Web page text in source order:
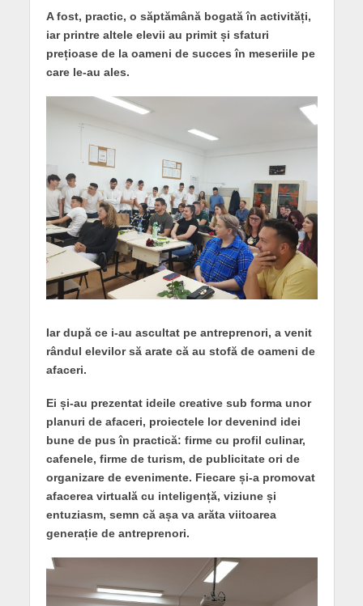
A fost, practic, o săptămână bogată în activități,
iar printre altele elevii au primit și sfaturi
prețioase de la oameni de succes în meseriile pe
care le-au ales.
Iar după ce i-au ascultat pe antreprenori, a venit
rândul elevilor să arate că au stofă de oameni de
afaceri.
Ei și-au prezentat ideile creative sub forma unor
planuri de afaceri, proiectele lor devenind idei
bune de pus în practică: firme cu profil culinar,
cafenele, firme de turism, de publicitate ori de
organizare de evenimente. Fiecare și-a promovat
afacerea virtuală cu inteligență, viziune și
entuziasm, semn că așa va arăta viitoarea
generație de antreprenori.